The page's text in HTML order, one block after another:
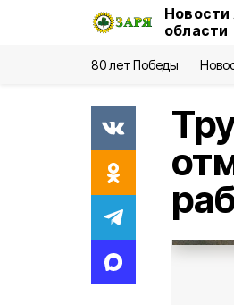
Новости
области
80 лет Победы